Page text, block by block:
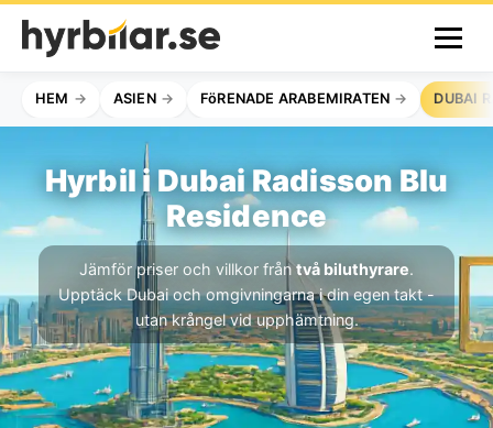
HEM ASIEN FöRENADE ARABEMIRATEN DUBAI
Hyrbil i Dubai Radisson Blu
Residence
Jämför priser och villkor fråntvå biluthyrare.
Upptäck Dubai och omgivningarna i din egen takt -
utan krångel vid upphämtning.